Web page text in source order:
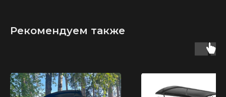
Рекомендуем также